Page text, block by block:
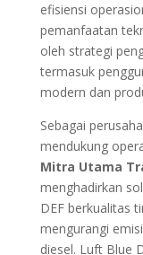
efisiensi
pemanfaatan
oleh strategi
termasuk
modern dan
Sebagai
mendukung
Mitra Utama
menghadirkan
DEF berkualitas
mengurangi
diesel. Luft Blue